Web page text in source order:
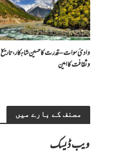
وادیٔ سوات – قدرت کا حسین شاہکار، تاریخ
و ثقافت کا امین
مصنف کے بارے میں
ویب ڈیسک